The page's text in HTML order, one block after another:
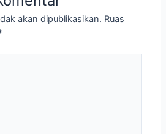
akan dipublikasikan. Ruas